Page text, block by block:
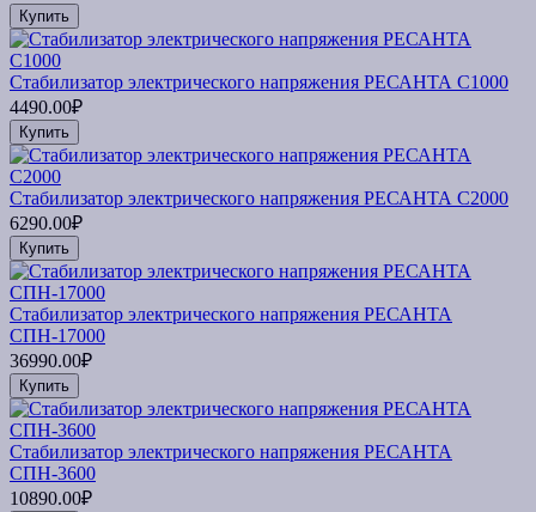
Купить
Стабилизатор электрического напряжения РЕСАНТА С1000
4490.00₽
Купить
Стабилизатор электрического напряжения РЕСАНТА С2000
6290.00₽
Купить
Стабилизатор электрического напряжения РЕСАНТА
СПН-17000
36990.00₽
Купить
Стабилизатор электрического напряжения РЕСАНТА
СПН-3600
10890.00₽